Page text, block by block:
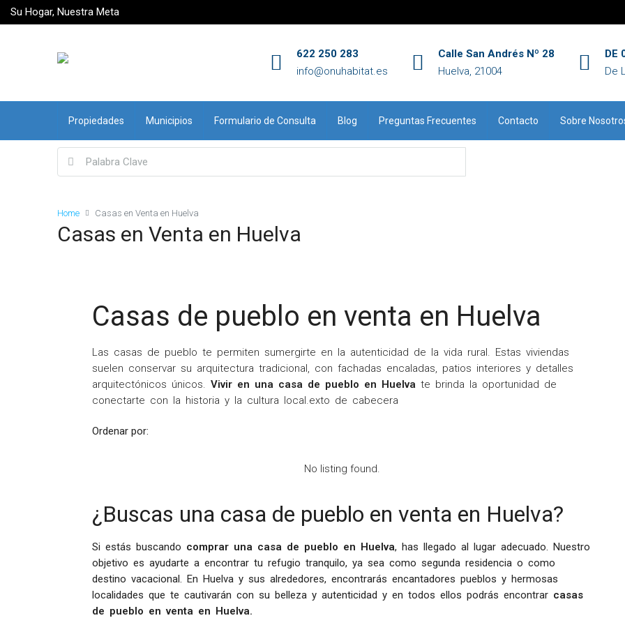
Su Hogar, Nuestra Meta
622 250 283
info@onuhabitat.es
Calle San Andrés Nº 28
Huelva, 21004
DE
De
Propiedades Municipios Formulario de Consulta Blog Preguntas Frecuentes Contacto Sobre
Home Casas en Venta en Huelva
Casas en Venta en Huelva
Casas de pueblo en venta en Huelva
Las casas de pueblo te permiten sumergirte en la autenticidad de la vida rural. Estas viviendas
suelen conservar su arquitectura tradicional, con fachadas encaladas, patios interiores y detalles
arquitectónicos únicos. Vivir en una casa de pueblo en Huelva te brinda la oportunidad de
conectarte con la historia y la cultura local.exto de cabecera
Ordenar por:
No listing found.
¿Buscas una casa de pueblo en venta en Huelva?
Si estás buscando comprar una casa de pueblo en Huelva, has llegado al lugar adecuado. Nuestro
objetivo es ayudarte a encontrar tu refugio tranquilo, ya sea como segunda residencia o como
destino vacacional. En Huelva y sus alrededores, encontrarás encantadores pueblos y hermosas
localidades que te cautivarán con su belleza y autenticidad y en todos ellos podrás encontrar casas
de pueblo en venta en Huelva.